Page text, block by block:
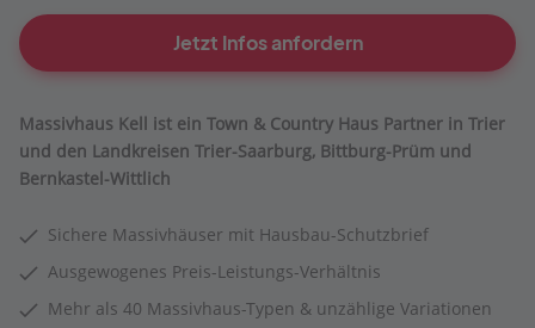
Jetzt Infos anfordern
Massivhaus Kell ist ein Town & Country Haus Partner in Trier
und den Landkreisen Trier-Saarburg, Bittburg-Prüm und
Bernkastel-Wittlich
Sichere Massivhäuser mit Hausbau-Schutzbrief
Ausgewogenes Preis-Leistungs-Verhältnis
Mehr als 40 Massivhaus-Typen & unzählige Variationen